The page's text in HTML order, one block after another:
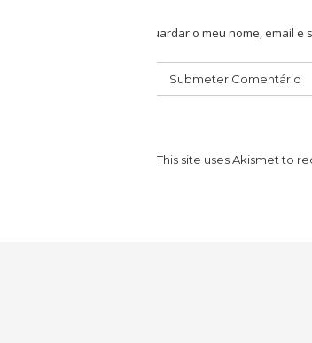
Guardar o meu nome, email
This site uses Akismet to